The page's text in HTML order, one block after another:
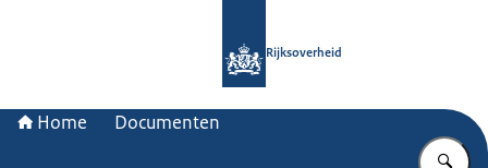
Rijksoverheid
Home Documenten